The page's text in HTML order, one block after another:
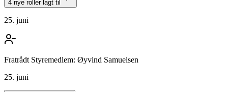
4 nye roller lagt til
25. juni
Fratrådt Styremedlem: Øyvind Samuelsen
25. juni